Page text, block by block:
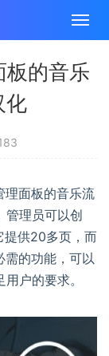
的音乐
化
理面板的音乐流
管理员可以创
供20多页，而
需的功能，可以
户的要求。